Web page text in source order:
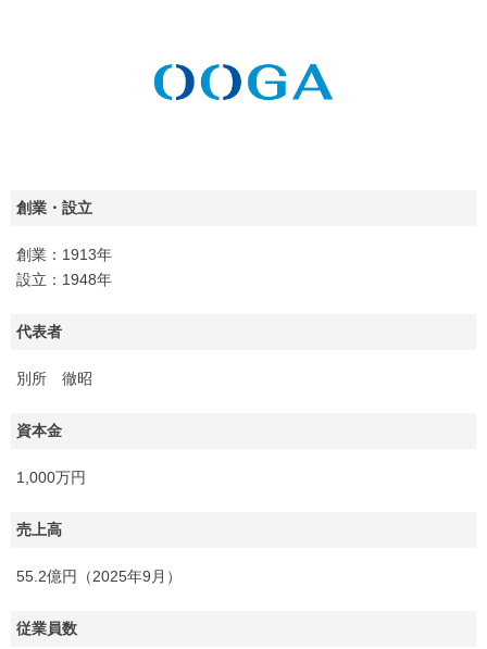
創業・設立
創業：1913年
設立：1948年
代表者
別所 徹昭
資本金
1,000万円
売上高
55.2億円（2025年9月）
従業員数